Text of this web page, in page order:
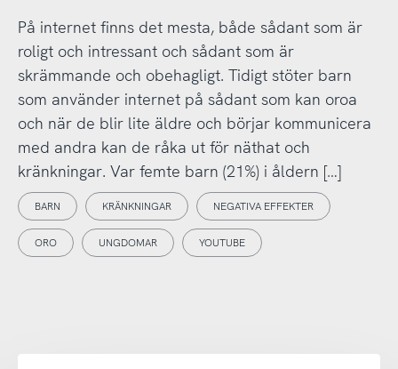
På internet finns det mesta, både sådant som är
roligt och intressant och sådant som är
skrämmande och obehagligt. Tidigt stöter barn
som använder internet på sådant som kan oroa
och när de blir lite äldre och börjar kommunicera
med andra kan de råka ut för näthat och
kränkningar. Var femte barn (21%) i åldern […]
BARN KRÄNKNINGAR NEGATIVA EFFEKTER
ORO UNGDOMAR YOUTUBE